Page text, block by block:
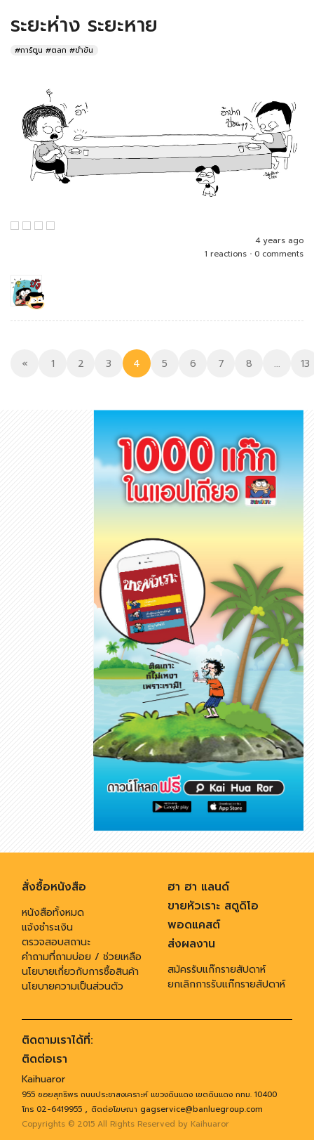
ระยะห่าง ระยะหาย
#การ์ตูน #ตลก #ขำขัน
4 years ago
1 reactions • 0 comments
« 1 2 3 4 5 6 7 8 ... 13
สั่งซื้อหนังสือ
หนังสือทั้งหมด
แจ้งชำระเงิน
ตรวจสอบสถานะ
คำถามที่ถามบ่อย / ช่วยเหลือ
นโยบายเกี่ยวกับการซื้อสินค้า
นโยบายความเป็นส่วนตัว
ฮา ฮา แลนด์
ขายหัวเราะ สตูดิโอ
พอดแคสต์
ส่งผลงาน
สมัครรับแก๊กรายสัปดาห์
ยกเลิกการรับแก๊กรายสัปดาห์
ติดตามเราได้ที่:
ติดต่อเรา
Kaihuaror
955 ซอยสุทธิพร ถนนประชาสงเคราะห์ แขวงดินแดง เขตดินแดง กทม. 10400
โทร 02-6419955 , ติตต่อโฆษณา gagservice@banluegroup.com
Copyrights © 2015 All Rights Reserved by Kaihuaror